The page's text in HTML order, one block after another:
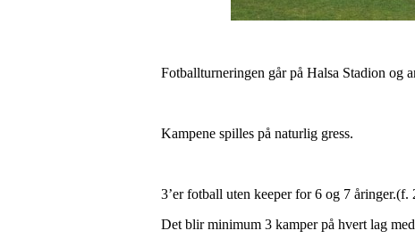
Fotballturneringen går på Halsa Stadion og
Kampene spilles på naturlig gress.
3’er fotball uten keeper for 6 og 7 åringer.(f.
Det blir minimum 3 kamper på hvert lag